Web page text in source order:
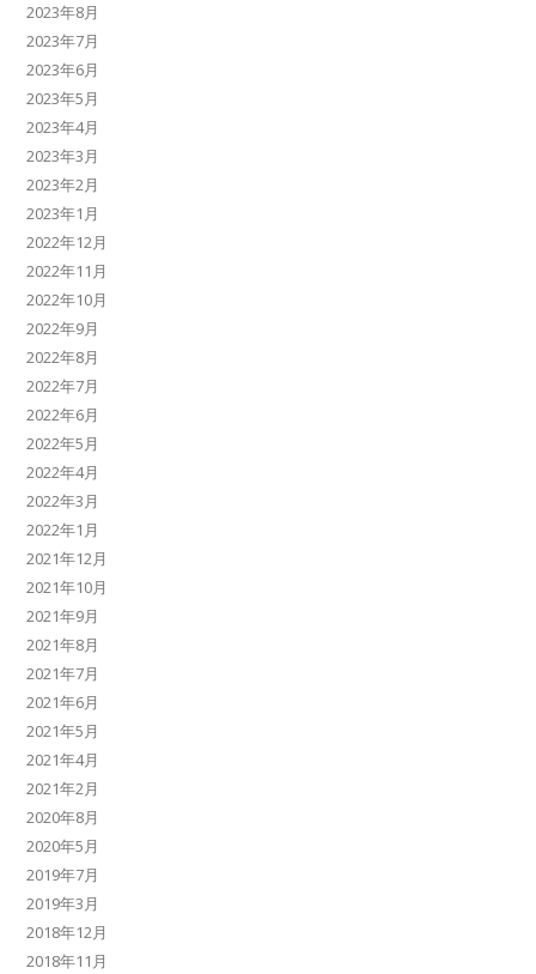
2023年8月
2023年7月
2023年6月
2023年5月
2023年4月
2023年3月
2023年2月
2023年1月
2022年12月
2022年11月
2022年10月
2022年9月
2022年8月
2022年7月
2022年6月
2022年5月
2022年4月
2022年3月
2022年1月
2021年12月
2021年10月
2021年9月
2021年8月
2021年7月
2021年6月
2021年5月
2021年4月
2021年2月
2020年8月
2020年5月
2019年7月
2019年3月
2018年12月
2018年11月